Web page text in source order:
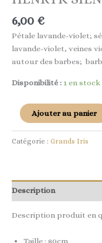
6,00 €
Pétale lavande-violet;
lavande-violet, veines
autour des barbes;
Disponibilité : 1 en stock
Ajouter au panier
Catégorie : Grands Iris
Description
Description produit en
Taille : 80cm